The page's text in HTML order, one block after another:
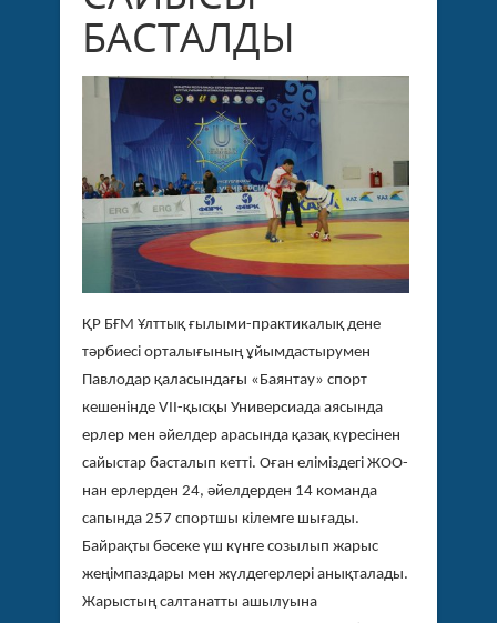
БАСТАЛДЫ
ҚР БҒМ Ұлттық ғылыми-практикалық дене
тәрбиесі орталығының ұйымдастырумен
Павлодар қаласындағы «Баянтау» спорт
кешенінде VII-қысқы Универсиада аясында
ерлер мен әйелдер арасында қазақ күресінен
сайыстар басталып кетті. Оған еліміздегі ЖОО-
нан ерлерден 24, әйелдерден 14 команда
сапында 257 спортшы кілемге шығады.
Байрақты бәсеке үш күнге созылып жарыс
жеңімпаздары мен жүлдегерлері анықталады.
Жарыстың салтанатты ашылуына